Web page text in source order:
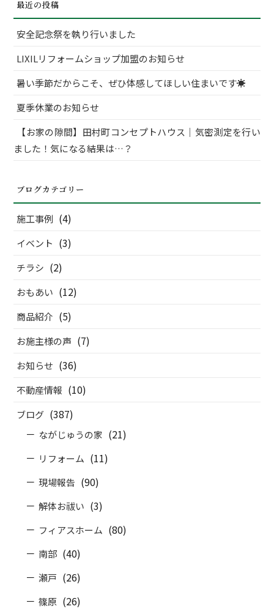
象:
最近の投稿
安全記念祭を執り行いました
LIXILリフォームショップ加盟のお知らせ
暑い季節だからこそ、ぜひ体感してほしい住まいです☀
夏季休業のお知らせ
【お家の隙間】田村町コンセプトハウス｜気密測定を行い
ました！気になる結果は…？
ブログカテゴリー
施工事例 (4)
イベント (3)
チラシ (2)
おもあい (12)
商品紹介 (5)
お施主様の声 (7)
お知らせ (36)
不動産情報 (10)
ブログ (387)
ながじゅうの家 (21)
リフォーム (11)
現場報告 (90)
解体お祓い (3)
フィアスホーム (80)
南部 (40)
瀬戸 (26)
篠原 (26)